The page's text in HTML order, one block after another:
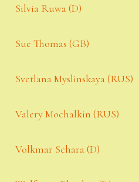
Silvia Ruwa (D)
Sue Thomas (GB)
Svetlana Myslinskaya (RUS)
Valery Mochalkin (RUS)
Volkmar Schara (D)